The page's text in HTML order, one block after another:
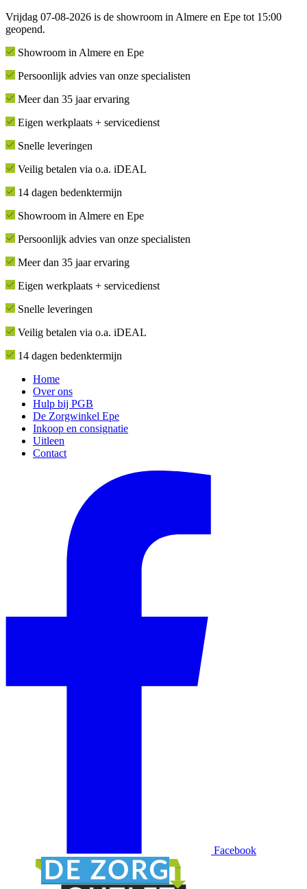
Vrijdag 07-08-2026 is de showroom in Almere en Epe tot 15:00
geopend.
Showroom in Almere en Epe
Persoonlijk advies van onze specialisten
Meer dan 35 jaar ervaring
Eigen werkplaats + servicedienst
Snelle leveringen
Veilig betalen via o.a. iDEAL
14 dagen bedenktermijn
Showroom in Almere en Epe
Persoonlijk advies van onze specialisten
Meer dan 35 jaar ervaring
Eigen werkplaats + servicedienst
Snelle leveringen
Veilig betalen via o.a. iDEAL
14 dagen bedenktermijn
Home
Over ons
Hulp bij PGB
De Zorgwinkel Epe
Inkoop en consignatie
Uitleen
Contact
Facebook